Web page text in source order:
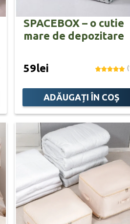
SPACEBOX – o cutie
mare de depozitare
59lei
ADĂUGAȚI ÎN COȘ